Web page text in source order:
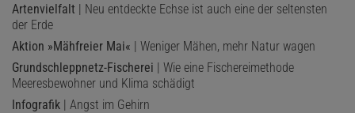
Artenvielfalt | Neu entdeckte Echse ist auch eine der seltensten
der Erde
Aktion »Mähfreier Mai« | Weniger Mähen, mehr Natur wagen
Grundschleppnetz-Fischerei | Wie eine Fischereimethode
Meeresbewohner und Klima schädigt
Infografik | Angst im Gehirn